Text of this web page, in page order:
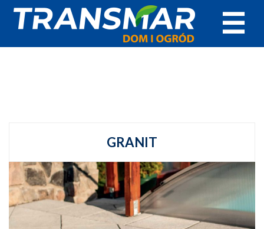
☰
GRANIT